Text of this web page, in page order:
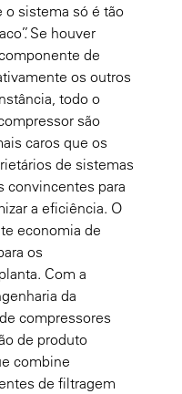
o sistema só é tão
Se houver
de
os outros
todo o
são
caros que os
de sistemas
convincentes para
a eficiência. O
economia de
os
Com a
da
compressores
de produto
combine
de filtragem